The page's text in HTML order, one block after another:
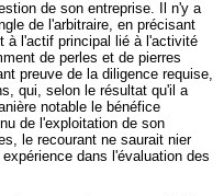
de son entreprise. Il n'y a
de l'arbitraire, en précisant
à l'actif principal lié à l'activité
de perles et de pierres
preuve de la diligence requise,
qui, selon le résultat qu'il a
notable le bénéfice
de l'exploitation de son
le recourant ne saurait nier
dans l'évaluation des